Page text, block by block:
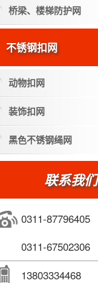
桥梁、楼梯防护网
不锈钢扣网
动物扣网
装饰扣网
黑色不锈钢绳网
联系我们
0311-87796405
0311-67502306
13803334468